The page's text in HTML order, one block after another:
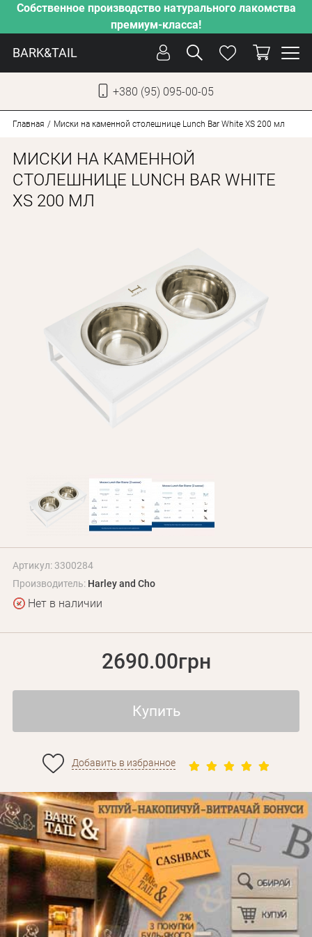
Собственное производство натурального лакомства
премиум-класса!
BARK&TAIL
+380 (95) 095-00-05
СОБАКИ
КОТЫ
АКЦИИ
О КОМПАНИИ
БЛОГ
Оплата и доставка
+380 (95) 095-00-05
Главная Миски на каменной столешнице Lunch Bar White XS 200 мл
МИСКИ НА КАМЕННОЙ
СТОЛЕШНИЦЕ LUNCH BAR WHITE
XS 200 МЛ
Артикул: 3300284
Производитель: Harley and Cho
Нет в наличии
2690.00грн
Купить
Добавить в избранное
Забыли пароль?